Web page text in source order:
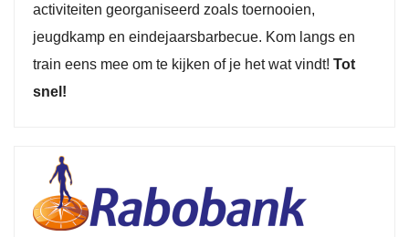
activiteiten georganiseerd zoals toernooien,
jeugdkamp en eindejaarsbarbecue. Kom langs en
train eens mee om te kijken of je het wat vindt! Tot
snel!